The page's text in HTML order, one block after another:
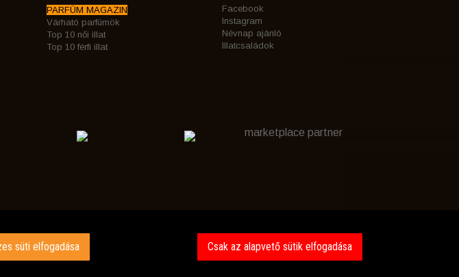
PARFÜM MAGAZIN
Várható parfümök
Top 10 női illat
Top 10 férfi illat
Facebook
Instagram
Névnap ajánló
Illatcsaládok
marketplace partner
süti elfogadása Csak az alapvető sütik elfogadása